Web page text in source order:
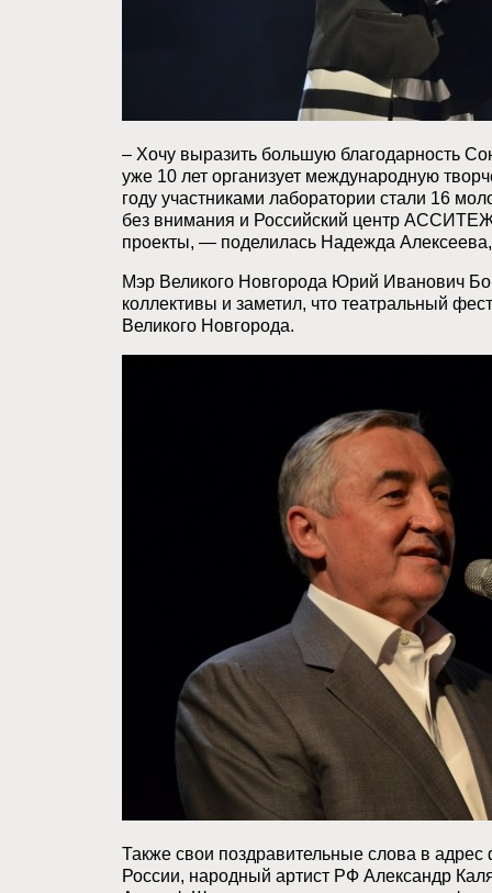
– Хочу выразить большую благодарность
уже 10 лет организует международную
году участниками лаборатории стали 16
без внимания и Российский центр
проекты, — поделилась Надежда
Мэр Великого Новгорода Юрий Иванович
коллективы и заметил, что театральный
Великого Новгорода.
Также свои поздравительные слова в
России, народный артист РФ Александр